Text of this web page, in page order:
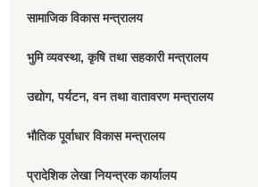
सामाजिक विकास मन्त्रालय
भुमि व्यवस्था, कृषि तथा सहकारी मन्त्रालय
उद्योग, पर्यटन, वन तथा वातावरण मन्त्रालय
भौतिक पूर्वाधार विकास मन्त्रालय
प्रादेशिक लेखा नियन्त्रक कार्यालय